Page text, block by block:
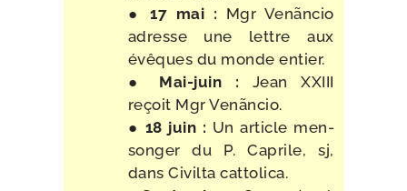
●17 mai : Mgr Venãncio
adresse une lettre aux
évêques du monde entier.
● Mai-​juin : Jean XXIII
reçoit Mgr Venãncio.
● 18 juin : Un article men­
son­ger du P. Caprile, sj,
dans Civilta cattolica.